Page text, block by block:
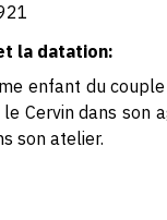
la datation:
enfant du
Cervin dans son
son atelier.